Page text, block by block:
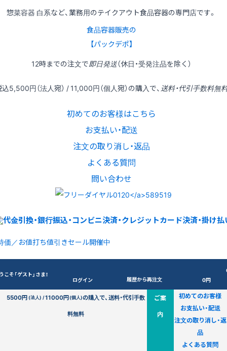
惣菜容器 白系など、業務用のテイクアウト食品容器の専門店です。
食品容器販売の
【パックデポ】
12時までの注文で即日発送（休日・受発注品を除く）
込5,500円（法人宛） / 11,000円（個人宛）の購入で、 送料・代引手数料無
初めてのお客様はこちら
お支払い・配送
注文の取り消し・返品
よくある質問
問い合わせ
価／お値打ち値引きセール開催中
こそ「ゲスト」さま！
ログイン 履歴から再注文
0円
5500円(法人) /11000円(個人)の購入で、送料・代引手数
料無料
ご案
内
初めてのお客様
お支払い・配送
注文の取り消し・返
品
よくある質問